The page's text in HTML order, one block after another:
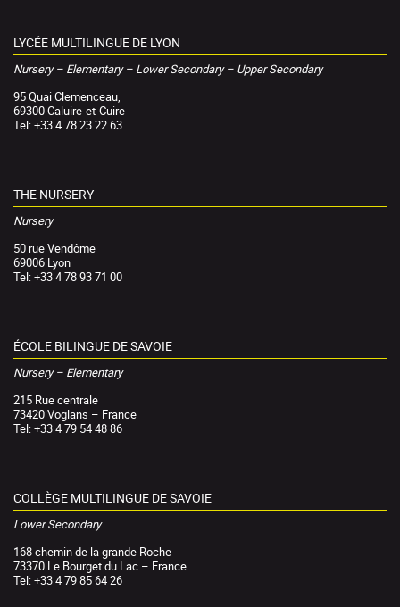
LYCÉE MULTILINGUE DE LYON
Nursery – Elementary – Lower Secondary – Upper Secondary
95 Quai Clemenceau,
69300 Caluire-et-Cuire
Tel: +33 4 78 23 22 63
THE NURSERY
Nursery
50 rue Vendôme
69006 Lyon
Tel: +33 4 78 93 71 00
ÉCOLE BILINGUE DE SAVOIE
Nursery – Elementary
215 Rue centrale
73420 Voglans – France
Tel: +33 4 79 54 48 86
COLLÈGE MULTILINGUE DE SAVOIE
Lower Secondary
168 chemin de la grande Roche
73370 Le Bourget du Lac – France
Tel: +33 4 79 85 64 26